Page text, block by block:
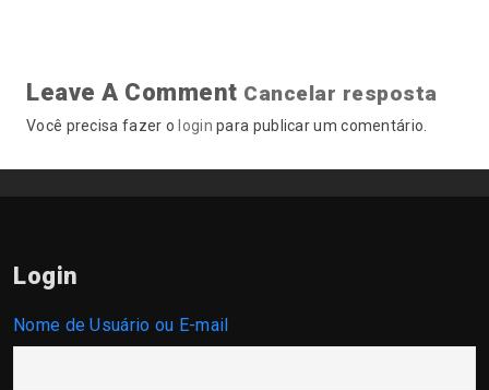
Leave A Comment Cancelar resposta
Você precisa fazer o login para publicar um comentário.
Login
Nome de Usuário ou E-mail